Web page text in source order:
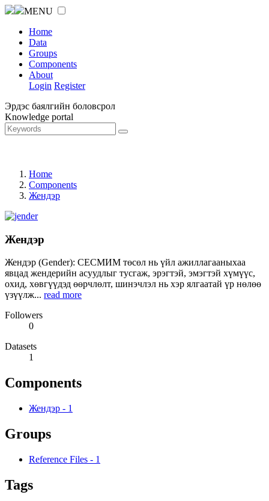
MENU
Home
Data
Groups
Components
About
Login Register
Эрдэс баялгийн боловсрол
Knowledge portal
Home
Components
Жендэр
Жендэр
Жендэр (Gender): СЕСМИМ төсөл нь үйл ажиллагааныхаа
явцад жендерийн асуудлыг тусгаж, эрэгтэй, эмэгтэй хүмүүс,
охид, хөвгүүдэд өөрчлөлт, шинэчлэл нь хэр ялгаатай үр нөлөө
үзүүлж... read more
Followers
0
Datasets
1
Components
Жендэр - 1
Groups
Reference Files - 1
Tags